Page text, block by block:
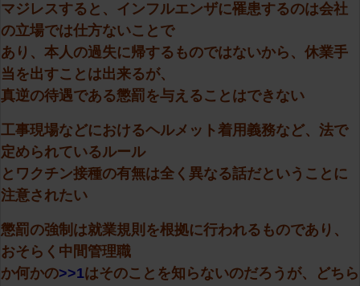
マジレスすると、インフルエンザに罹患するのは会社
の立場では仕方ないことで
あり、本人の過失に帰するものではないから、休業手
当を出すことは出来るが、
真逆の待遇である懲罰を与えることはできない
工事現場などにおけるヘルメット着用義務など、法で
定められているルール
とワクチン接種の有無は全く異なる話だということに
注意されたい
懲罰の強制は就業規則を根拠に行われるものであり、
おそらく中間管理職
か何かの>>1はそのことを知らないのだろうが、どちら